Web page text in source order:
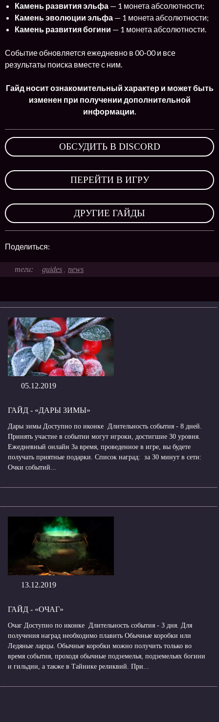
Камень развития эльфа — 1 монета абсолютности;
Камень эволюции эльфа — 1 монета абсолютности;
Камень развития богини — 1 монета абсолютности.
Событие обновляется ежедневно в 00-00 и все
результаты поиска вместе с ним.
Гайд носит ознакомительный характер и может быть
изменен при получении дополнительной
информации.
ОБСУДИТЬ В DISCORD
ПЕРЕЙТИ В ИГРУ
ДРУГИЕ ГАЙДЫ
Поделиться:
guides news
05.12.2019
ГАЙД - «ДАРЫ ЗИМЫ»
Дары зимы Доступно по иконке Длительность события - 8 дней.
Принять участие в событии могут игроки, достигшие 30 уровня.
Ежедневный онлайн За время, проведенное в игре, вы будете
получать приятные подарки. Список наград: за 30 минут в сети:
Очки событий...
13.12.2019
ГАЙД - «ОЧАГ»
Очаг Доступно по иконке Длительность события - 3 дня. Для
получения наград необходимо плавить Обычные коробки или
Ледяные ларцы. Обычные коробки можно получить только во
время события, проходя обычные подземелья, подземельях богини
и гильдии, а также в Тайнике реликвий. При...